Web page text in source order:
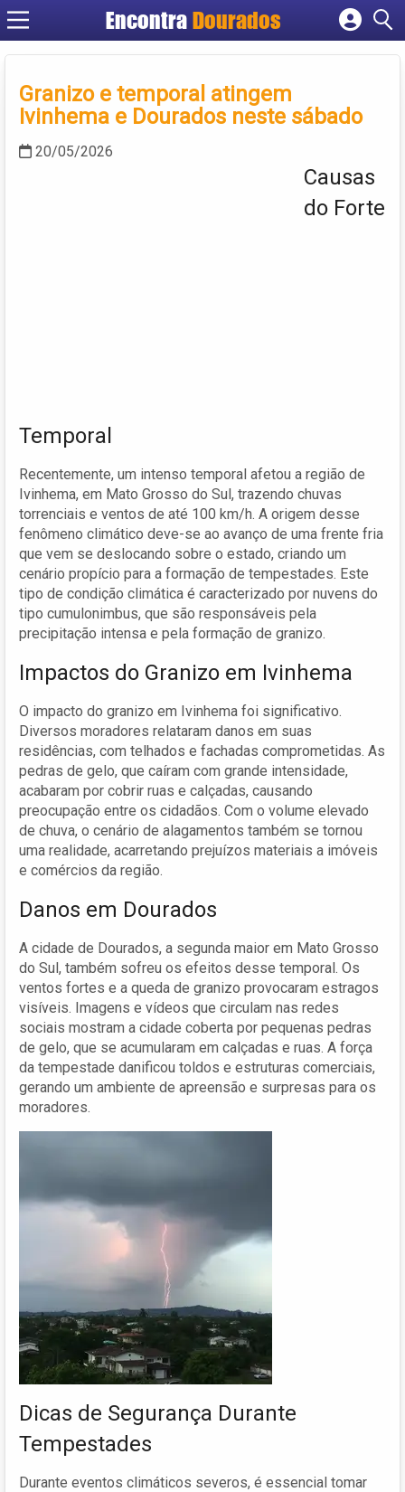
EncontraDourados
Cadastrar empresa
Criar conta
Granizo e temporal atingem
Ivinhema e Dourados neste sábado
20/05/2026
Causas
do Forte
Temporal
Recentemente, um intenso temporal afetou a região de
Ivinhema, em Mato Grosso do Sul, trazendo chuvas
torrenciais e ventos de até 100 km/h. A origem desse
fenômeno climático deve-se ao avanço de uma frente fria
que vem se deslocando sobre o estado, criando um
cenário propício para a formação de tempestades. Este
tipo de condição climática é caracterizado por nuvens do
tipo cumulonimbus, que são responsáveis pela
precipitação intensa e pela formação de granizo.
Impactos do Granizo em Ivinhema
O impacto do granizo em Ivinhema foi significativo.
Diversos moradores relataram danos em suas
residências, com telhados e fachadas comprometidas. As
pedras de gelo, que caíram com grande intensidade,
acabaram por cobrir ruas e calçadas, causando
preocupação entre os cidadãos. Com o volume elevado
de chuva, o cenário de alagamentos também se tornou
uma realidade, acarretando prejuízos materiais a imóveis
e comércios da região.
Danos em Dourados
A cidade de Dourados, a segunda maior em Mato Grosso
do Sul, também sofreu os efeitos desse temporal. Os
ventos fortes e a queda de granizo provocaram estragos
visíveis. Imagens e vídeos que circulam nas redes
sociais mostram a cidade coberta por pequenas pedras
de gelo, que se acumularam em calçadas e ruas. A força
da tempestade danificou toldos e estruturas comerciais,
gerando um ambiente de apreensão e surpresas para os
moradores.
Dicas de Segurança Durante
Tempestades
Durante eventos climáticos severos, é essencial tomar